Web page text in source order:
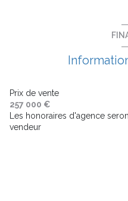
visiophone
interphone
accès handicapé
Prix de vente
257 000 €
Les honoraires d'agence
vendeur